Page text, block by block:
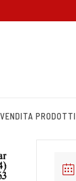
VENDITA PRODOTTI